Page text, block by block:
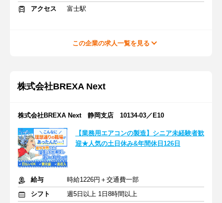
アクセス
富士駅
この企業の求人一覧を見る
株式会社BREXA Next
株式会社BREXA Next 静岡支店 10134-03／E10
【業務用エアコンの製造】シニア未経験者歓
迎★人気の土日休み&年間休日126日
給与
時給1226円＋交通費一部
シフト
週5日以上 1日8時間以上